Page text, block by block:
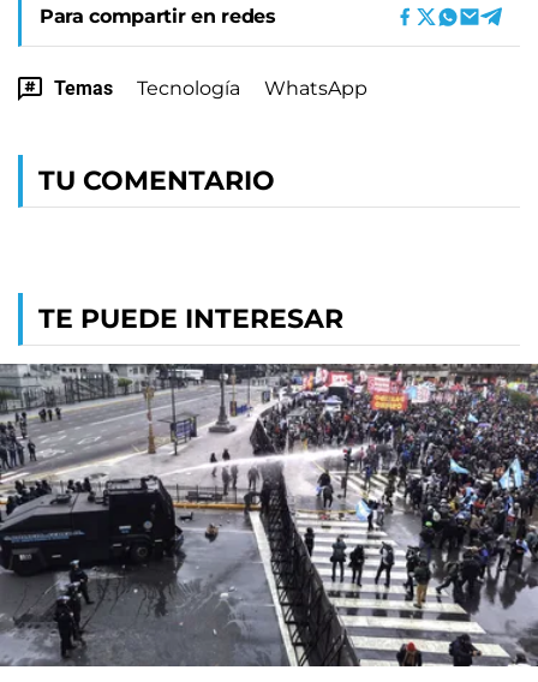
Para compartir en redes
Temas Tecnología WhatsApp
TU COMENTARIO
TE PUEDE INTERESAR